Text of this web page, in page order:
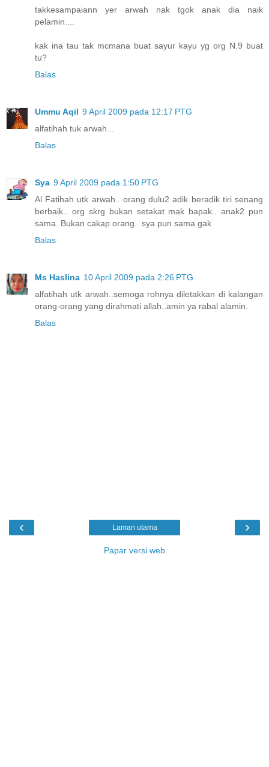
takkesampaiann yer arwah nak tgok anak dia naik
pelamin....
kak ina tau tak mcmana buat sayur kayu yg org N.9 buat
tu?
Balas
Ummu Aqil 9 April 2009 pada 12:17 PTG
alfatihah tuk arwah...
Balas
Sya 9 April 2009 pada 1:50 PTG
Al Fatihah utk arwah.. orang dulu2 adik beradik tiri senang
berbaik.. org skrg bukan setakat mak bapak.. anak2 pun
sama. Bukan cakap orang.. sya pun sama gak
Balas
Ms Haslina 10 April 2009 pada 2:26 PTG
alfatihah utk arwah..semoga rohnya diletakkan di kalangan
orang-orang yang dirahmati allah..amin ya rabal alamin.
Balas
‹ ›
Laman utama
Papar versi web